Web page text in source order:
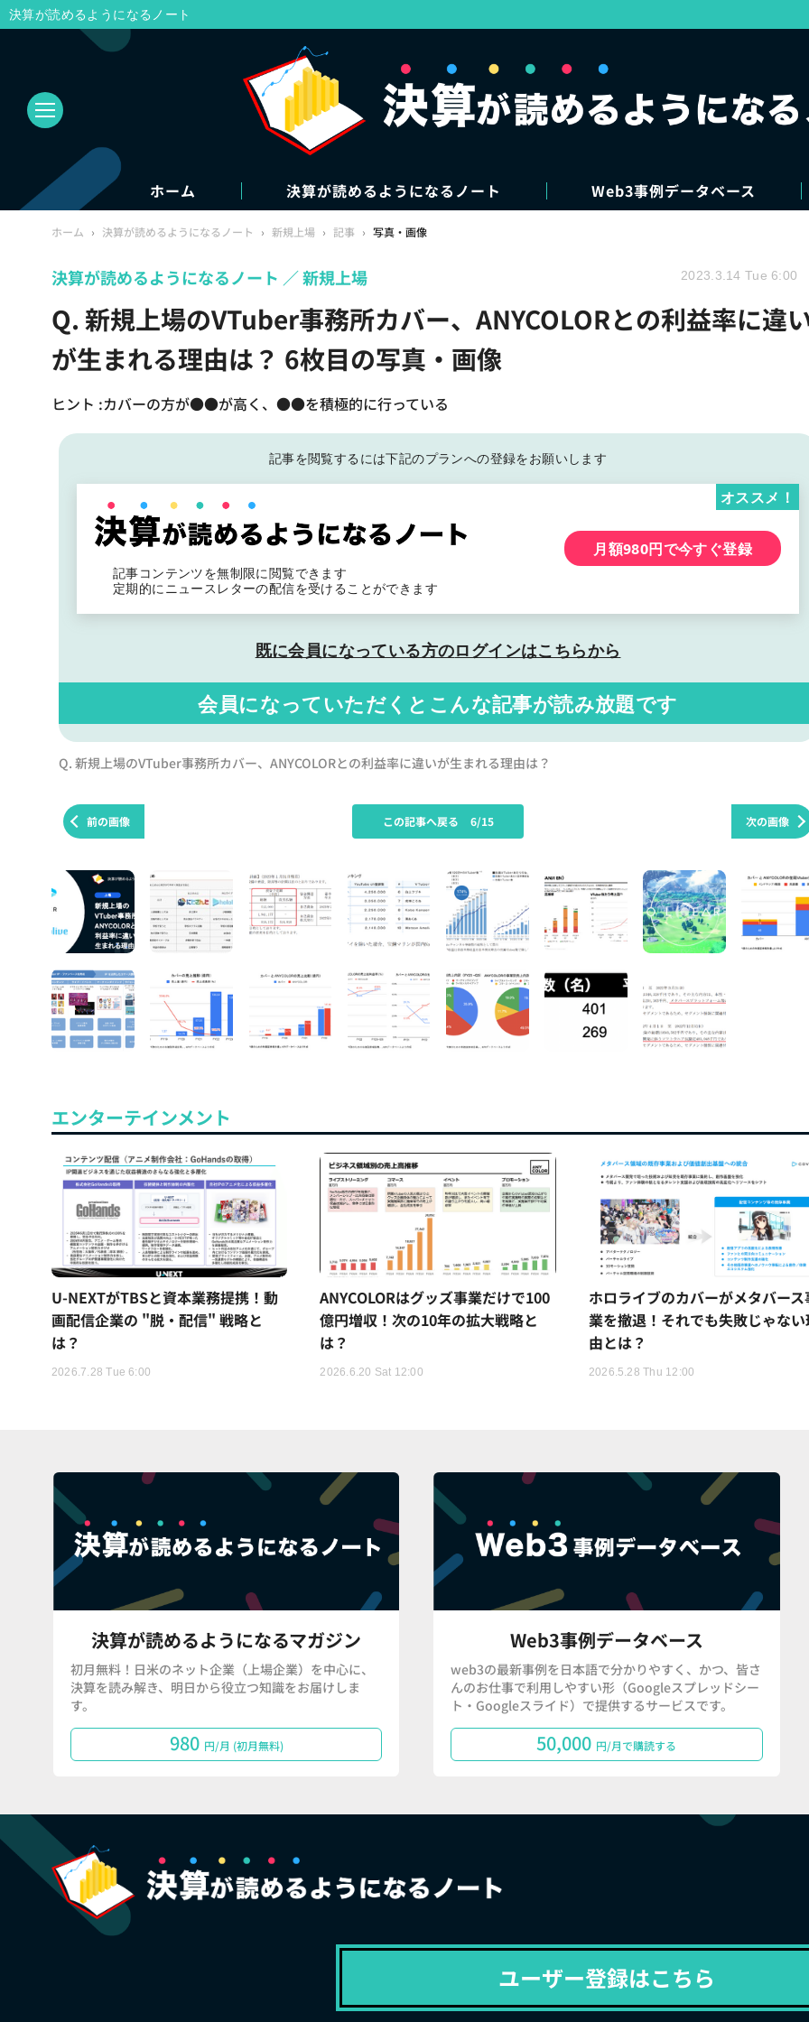
ホーム 決算が読めるようになるノート Web3事例データベース
ホーム › 決算が読めるようになるノート › 新規上場 › 記事 › 写真・画像
Q. 新規上場のVTuber事務所カバー、ANYCOLORとの利益率に違
が生まれる理由は？ 6枚目の写真・画像
ヒント :カバーの方が●●が高く、●●を積極的に行っている
決算が読めるようになるノート 新規上場 2023.3.14 Tue 6:00
記事を閲覧するには下記のプランへの登録をお願いします
記事コンテンツを無制限に閲覧できます
定期的にニュースレターの配信を受けることができます
オススメ！
月額980円で今すぐ登録
既に会員になっている方のログインはこちらから
会員になっていただくと こんな記事が読み放題です
Q. 新規上場のVTuber事務所カバー、ANYCOLORとの利益率に違いが生まれる理由は？
前の画像 次の画像
この記事へ戻る 6/15
エンターテインメント
U-NEXTがTBSと資本業務提携！動
画配信企業の "脱・配信" 戦略と
は？
2026.7.28 Tue 6:00
ANYCOLORはグッズ事業だけで100
億円増収！次の10年の拡大戦略と
は？
2026.6.20 Sat 12:00
ホロライブのカバーがメタバース
業を撤退！それでも失敗じゃな
由とは？
2026.5.28 Thu 12:00
決算が読めるようになるマガジン
初月無料！日米のネット企業（上場企業）を中心に、
決算を読み解き、明日から役立つ知識をお届けしま
す。
980 円/月 (初月無料)
Web3事例データベース
web3の最新事例を日本語で分かりやすく、かつ、皆さ
んのお仕事で利用しやすい形（Googleスプレッドシー
ト・Googleスライド）で提供するサービスです。
50,000 円/月で購読する
ユーザー登録はこちら
決算が読めるようになるノート